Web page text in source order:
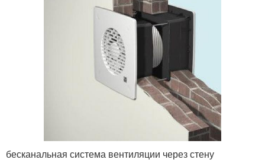
бесканальная система вентиляции через стену